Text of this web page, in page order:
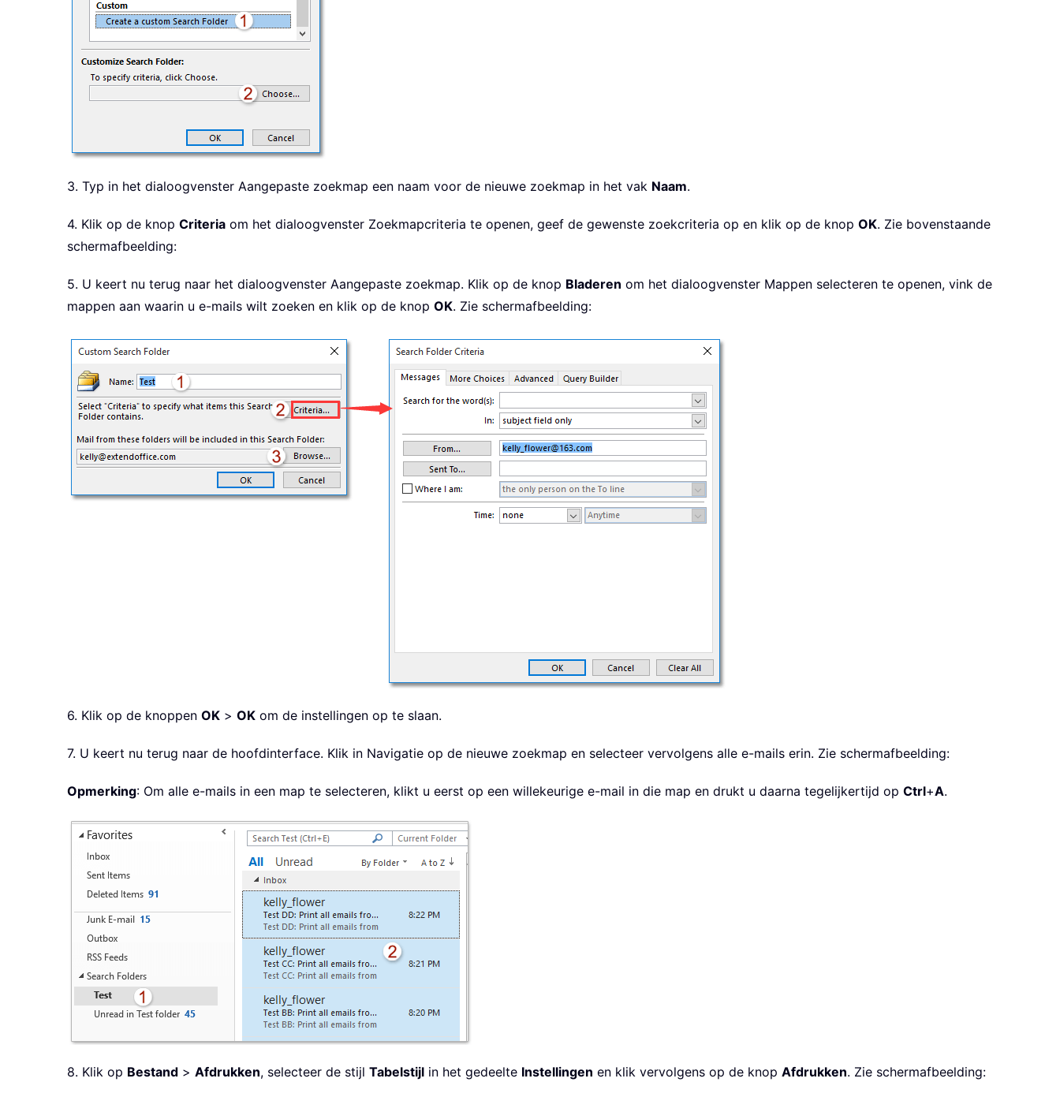
3. Typ in het dialoogvenster Aangepaste zoekmap een naam voor de nieuwe zoekmap in het vak Naam.
4. Klik op de knop Criteria om het dialoogvenster Zoekmapcriteria te openen, geef de gewenste zoekcriteria op en klik op de knop OK. Zie bovenstaande
schermafbeelding:
5. U keert nu terug naar het dialoogvenster Aangepaste zoekmap. Klik op de knop Bladeren om het dialoogvenster Mappen selecteren te openen, vink de
mappen aan waarin u e-mails wilt zoeken en klik op de knop OK. Zie schermafbeelding:
6. Klik op de knoppen OK > OK om de instellingen op te slaan.
7. U keert nu terug naar de hoofdinterface. Klik in Navigatie op de nieuwe zoekmap en selecteer vervolgens alle e-mails erin. Zie schermafbeelding:
Opmerking: Om alle e-mails in een map te selecteren, klikt u eerst op een willekeurige e-mail in die map en drukt u daarna tegelijkertijd op Ctrl+A.
8. Klik op Bestand > Afdrukken, selecteer de stijl Tabelstijl in het gedeelte Instellingen en klik vervolgens op de knop Afdrukken. Zie schermafbeelding: